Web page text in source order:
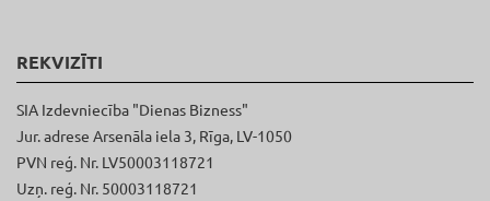
REKVIZĪTI
SIA Izdevniecība "Dienas Bizness"
Jur. adrese Arsenāla iela 3, Rīga, LV-1050
PVN reģ. Nr. LV50003118721
Uzņ. reģ. Nr. 50003118721